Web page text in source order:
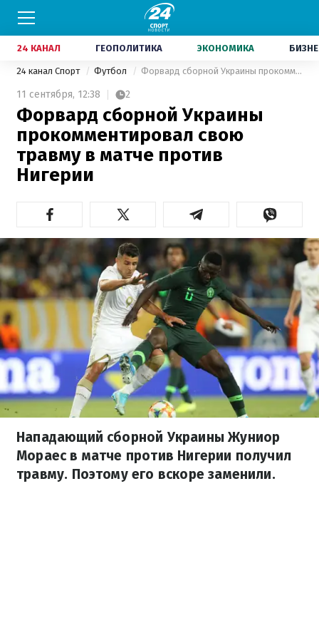
24 КАНАЛ ГЕОПОЛИТИКА ЭКОНОМИКА
24 канал Спорт Футбол Форвард сборной Украины прокомментировал свою травму в матче против Нигерии
11 сентября, 12:38 2
Форвард сборной Украины
прокомментировал свою
травму в матче против
Нигерии
Нападающий сборной Украины Жуниор
Мораес в матче против Нигерии получил
травму. Поэтому его вскоре заменили.